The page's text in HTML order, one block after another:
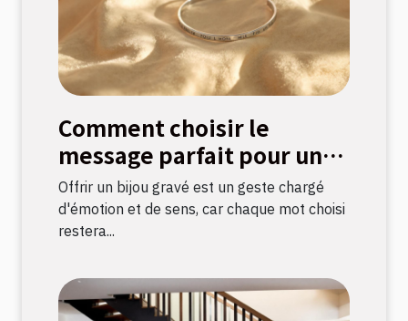
Comment choisir le
message parfait pour un
bijou gravé ?
Offrir un bijou gravé est un geste chargé
d'émotion et de sens, car chaque mot choisi
restera...